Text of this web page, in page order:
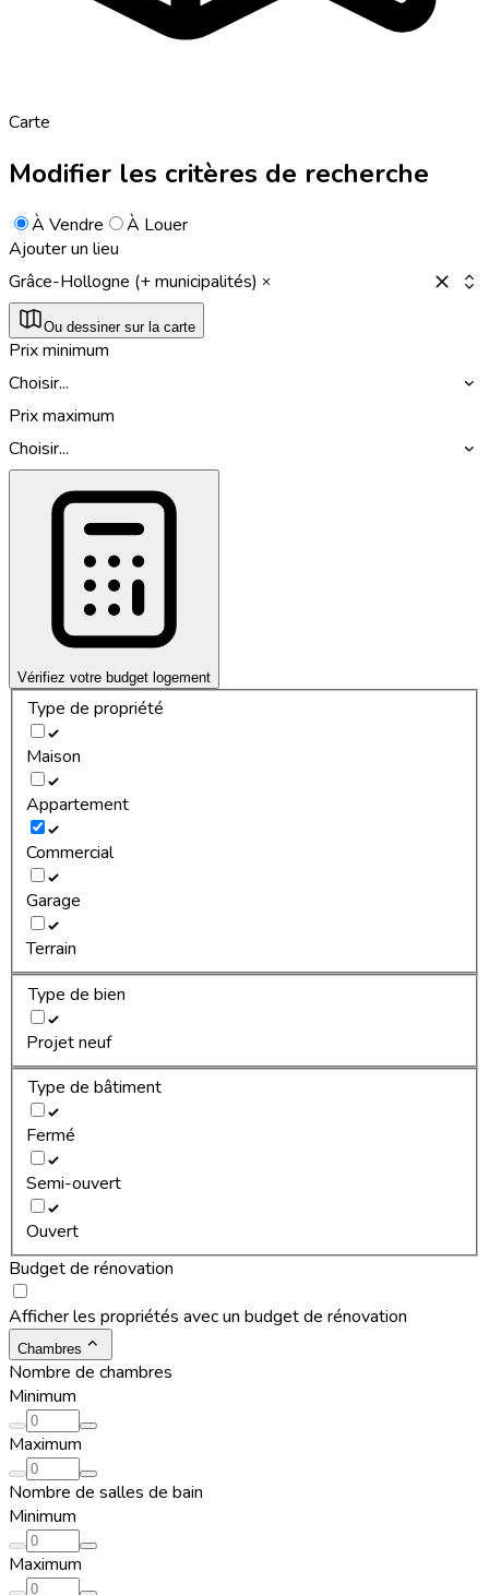
Carte
Modifier les critères de recherche
À Vendre
À Louer
Ajouter un lieu
Grâce-Hollogne (+ municipalités)
Ou dessiner sur la carte
Prix minimum
Choisir...
Prix maximum
Choisir...
Vérifiez votre budget logement
Type de propriété
Maison
Appartement
Commercial
Garage
Terrain
Type de bien
Projet neuf
Type de bâtiment
Fermé
Semi-ouvert
Ouvert
Budget de rénovation
Afficher les propriétés avec un budget de rénovation
Chambres
Nombre de chambres
Minimum
Maximum
Nombre de salles de bain
Minimum
Maximum